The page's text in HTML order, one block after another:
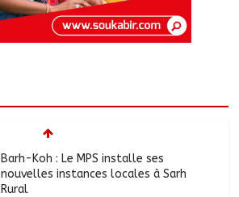
Barh-Koh : Le MPS installe ses
nouvelles instances locales à Sarh
Rural